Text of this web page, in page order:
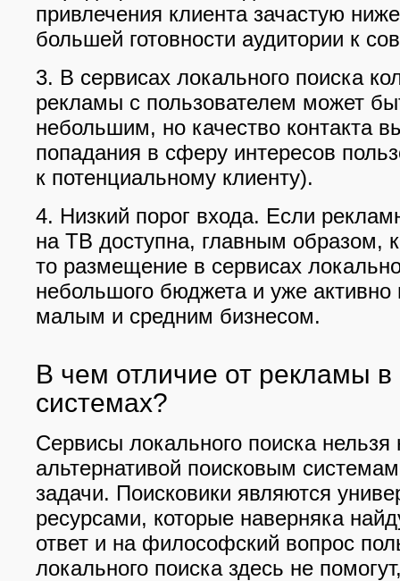
привлечения клиента зачастую
большей готовности аудитории к
3. В сервисах локального поиска
рекламы с пользователем может
небольшим, но качество контакта
попадания в сферу интересов
к потенциальному клиенту).
4. Низкий порог входа. Если
на ТВ доступна, главным образом,
то размещение в сервисах
небольшого бюджета и уже активно
малым и средним бизнесом.
В чем отличие от рекламы в
системах?
Сервисы локального поиска нельзя
альтернативой поисковым
задачи. Поисковики являются
ресурсами, которые наверняка
ответ и на философский вопрос
локального поиска здесь не